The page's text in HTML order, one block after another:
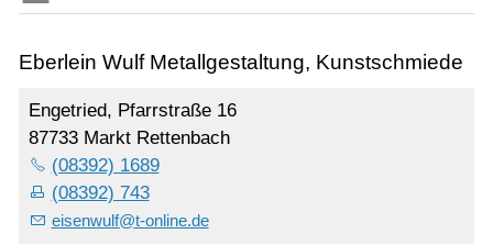
Eberlein Wulf Metallgestaltung, Kunstschmiede
Engetried, Pfarrstraße 16
87733 Markt Rettenbach
(08392) 1689
(08392) 743
eisenwulf@t-online.de